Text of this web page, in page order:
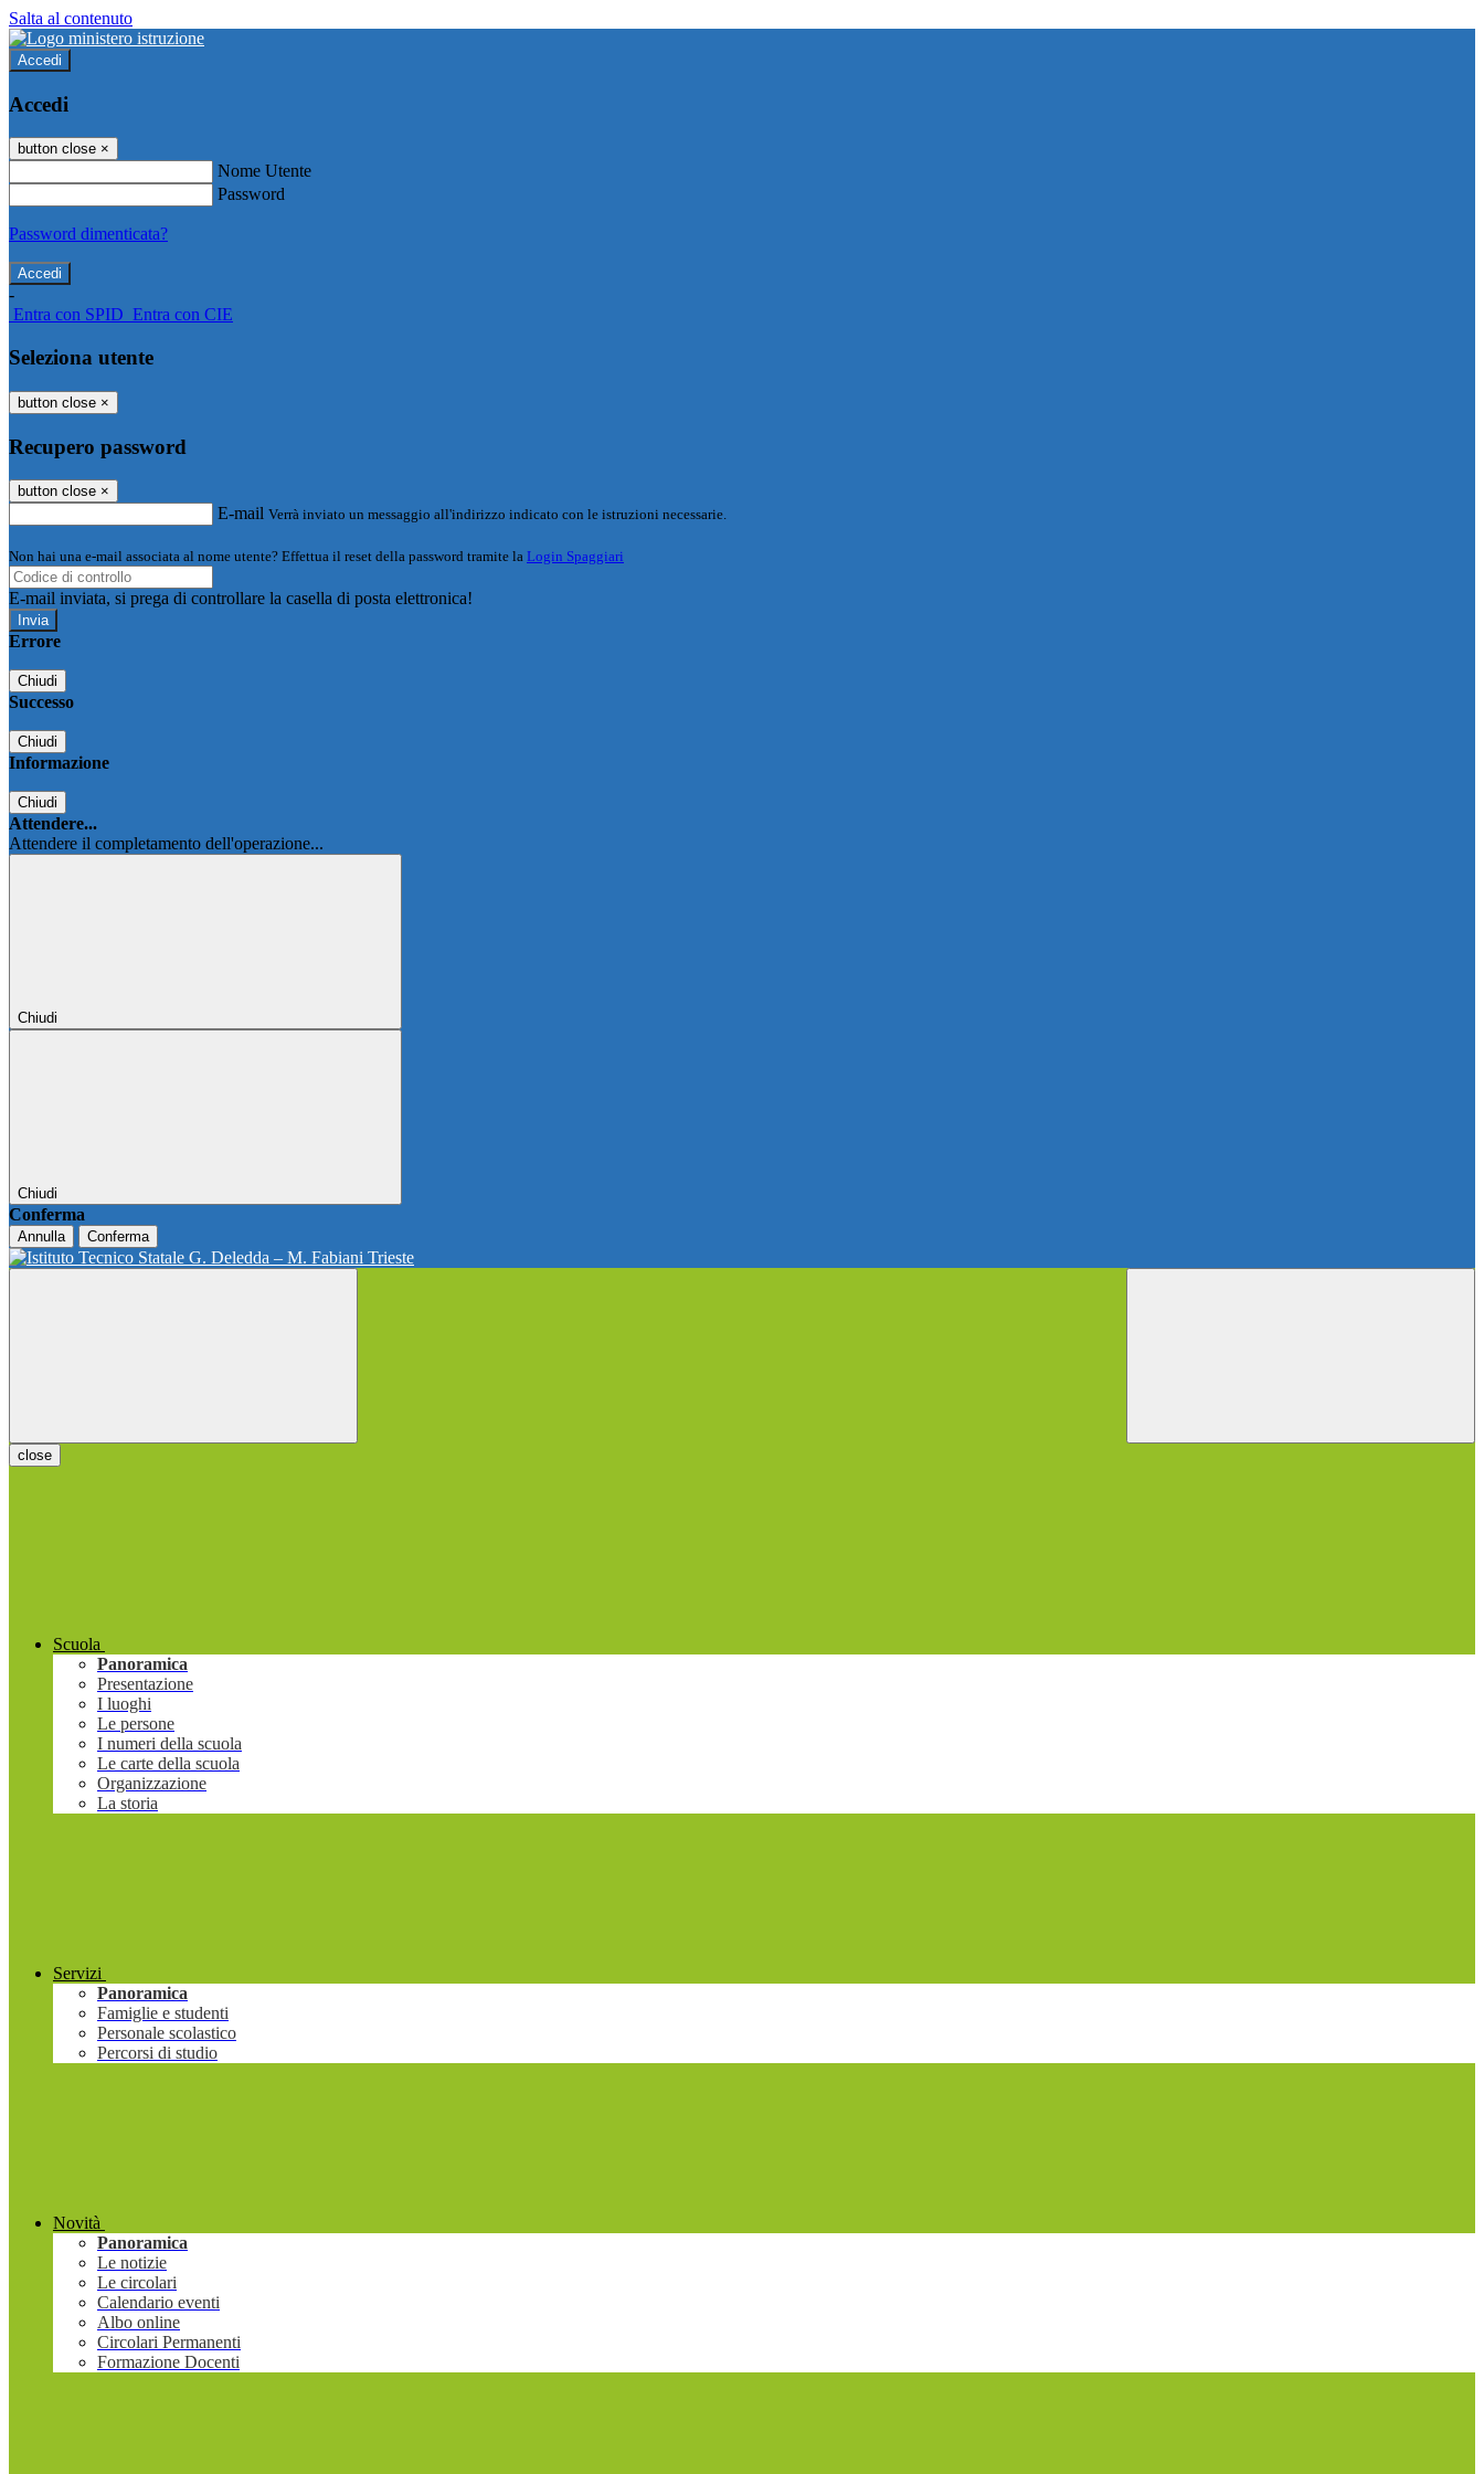
Salta al contenuto
Accedi
Accedi
button close ×
Nome Utente
Password
Password dimenticata?
-
Entra con SPID Entra con CIE
Seleziona utente
button close ×
Recupero password
button close ×
E-mail Verrà inviato un messaggio all'indirizzo indicato con le istruzioni necessarie.
Non hai una e-mail associata al nome utente? Effettua il reset della password tramite la Login Spaggiari
E-mail inviata, si prega di controllare la casella di posta elettronica!
Errore
Chiudi
Successo
Chiudi
Informazione
Chiudi
Attendere...
Attendere il completamento dell'operazione...
Chiudi
Chiudi
Conferma
Annulla Conferma
close
Scuola
Panoramica
Presentazione
I luoghi
Le persone
I numeri della scuola
Le carte della scuola
Organizzazione
La storia
Servizi
Panoramica
Famiglie e studenti
Personale scolastico
Percorsi di studio
Novità
Panoramica
Le notizie
Le circolari
Calendario eventi
Albo online
Circolari Permanenti
Formazione Docenti